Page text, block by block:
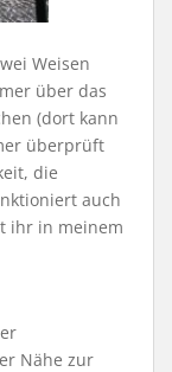
Weisen
über das
(dort kann
überprüft
die
auch
ihr in meinem
Nähe zur